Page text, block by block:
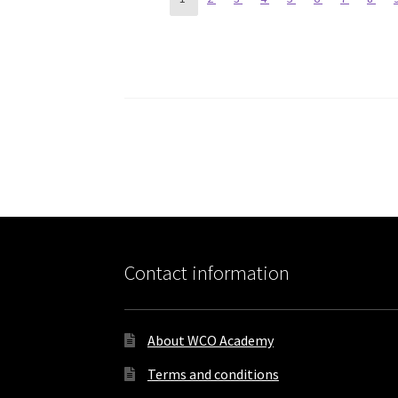
Contact information
About WCO Academy
Terms and conditions